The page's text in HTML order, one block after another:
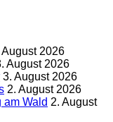
August 2026
August 2026
3. August 2026
2. August 2026
am Wald 2. August